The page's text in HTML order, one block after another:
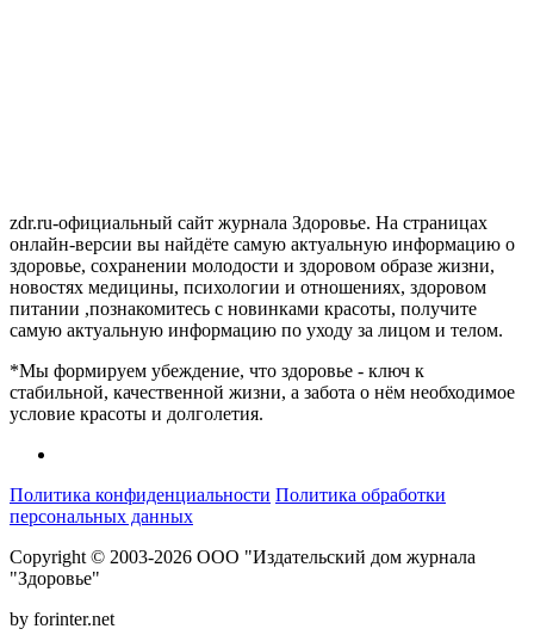
zdr.ru-официальный сайт журнала Здоровье. На страницах
онлайн-версии вы найдёте самую актуальную информацию о
здоровье, сохранении молодости и здоровом образе жизни,
новостях медицины, психологии и отношениях, здоровом
питании ,познакомитесь с новинками красоты, получите
самую актуальную информацию по уходу за лицом и телом.
*Мы формируем убеждение, что здоровье - ключ к
стабильной, качественной жизни, а забота о нём необходимое
условие красоты и долголетия.
Политика конфиденциальности Политика обработки
персональных данных
Copyright © 2003-2026 ООО "Издательский дом журнала
"Здоровье"
by forinter.net